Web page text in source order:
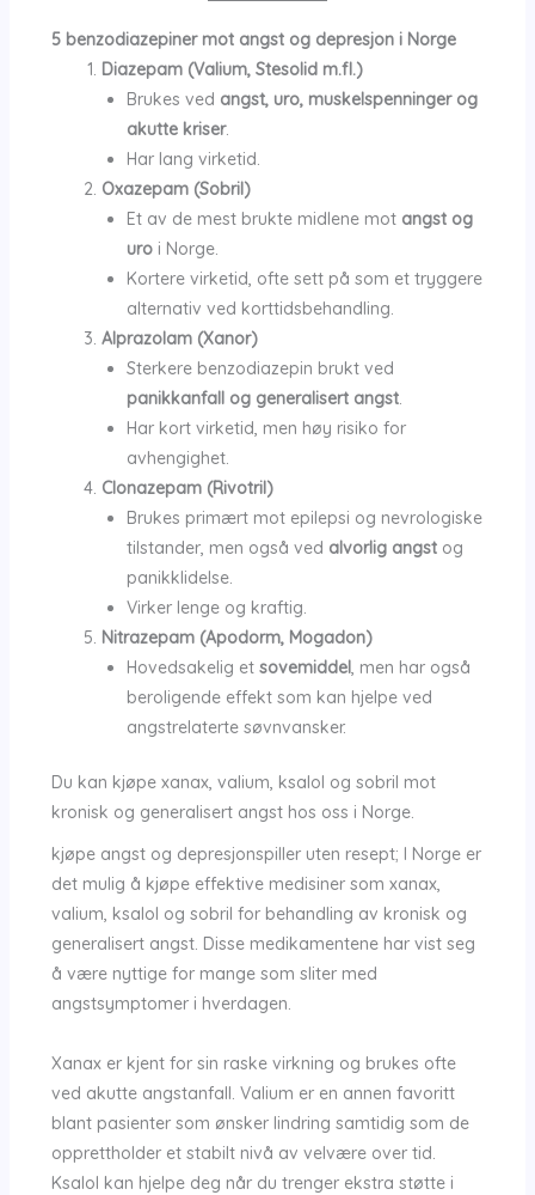
5 benzodiazepiner mot angst og depresjon i Norge
Diazepam (Valium, Stesolid m.fl.)
Brukes ved angst, uro, muskelspenninger og
akutte kriser.
Har lang virketid.
Oxazepam (Sobril)
Et av de mest brukte midlene mot angst og
uroi Norge.
Kortere virketid, ofte sett på som et tryggere
alternativ ved korttidsbehandling.
Alprazolam (Xanor)
Sterkere benzodiazepin brukt ved
panikkanfall og generalisert angst.
Har kort virketid, men høy risiko for
avhengighet.
Clonazepam (Rivotril)
Brukes primært mot epilepsi og nevrologiske
tilstander, men også ved alvorlig angstog
panikklidelse.
Virker lenge og kraftig.
Nitrazepam (Apodorm, Mogadon)
Hovedsakelig et sovemiddel, men har også
beroligende effekt som kan hjelpe ved
angstrelaterte søvnvansker.
Du kan kjøpe xanax, valium, ksalol og sobril mot
kronisk og generalisert angst hos oss i Norge.
kjøpe angst og depresjonspiller uten resept; I Norge er
det mulig å kjøpe effektive medisiner som xanax,
valium, ksalol og sobril for behandling av kronisk og
generalisert angst. Disse medikamentene har vist seg
å være nyttige for mange som sliter med
angstsymptomer i hverdagen.
Xanax er kjent for sin raske virkning og brukes ofte
ved akutte angstanfall. Valium er en annen favoritt
blant pasienter som ønsker lindring samtidig som de
opprettholder et stabilt nivå av velvære over tid.
Ksalol kan hjelpe deg når du trenger ekstra støtte i